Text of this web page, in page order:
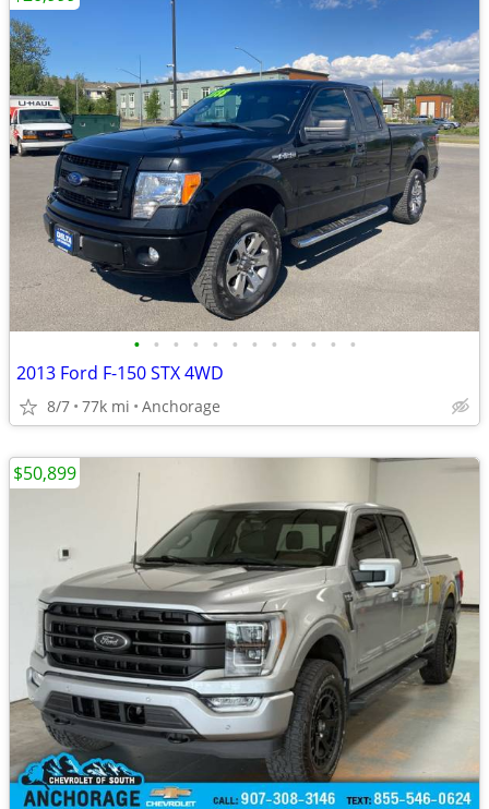
• • • • • • • • • • • •
2013 Ford F-150 STX 4WD
8/7 77k mi Anchorage
$50,899